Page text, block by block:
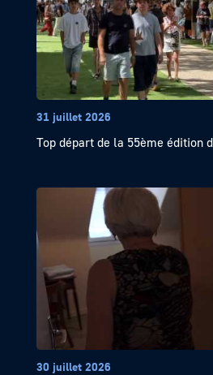
31 juillet 2026
Top départ de la 55ème édition
30 juillet 2026